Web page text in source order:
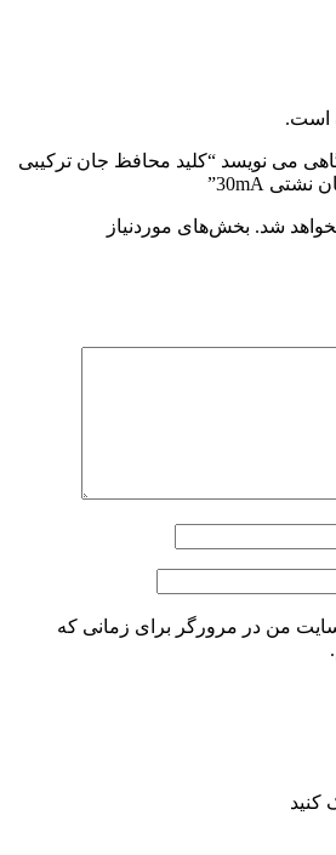
است.
می نویسد “کلید محافظ جان ترکیبی
شد. بخش‌های موردنیاز
من در مرورگر برای زمانی که
کنید